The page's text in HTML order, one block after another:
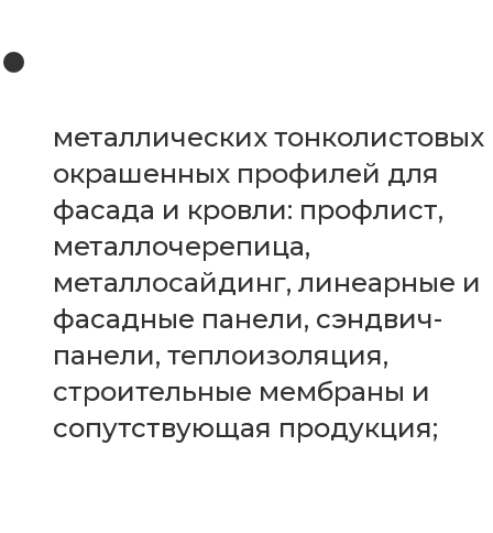
металлических тонколистовых
окрашенных профилей для
фасада и кровли: профлист,
металлочерепица,
металлосайдинг, линеарные и
фасадные панели, сэндвич-
панели, теплоизоляция,
строительные мембраны и
сопутствующая продукция;